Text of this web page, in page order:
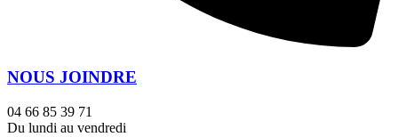
NOUS JOINDRE
04 66 85 39 71
Du lundi au vendredi